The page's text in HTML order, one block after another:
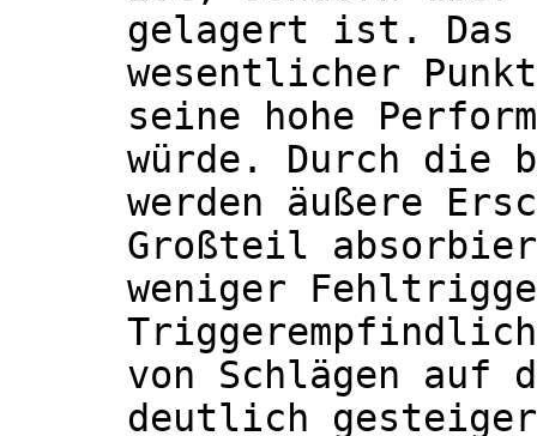
gelagert ist. Das
wesentlicher
seine hohe
würde. Durch die
werden äußere
Großteil
weniger
von Schlägen auf
deutlich